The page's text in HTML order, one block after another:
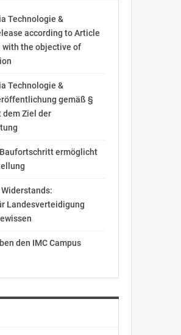
Technologie &
according to Article
with the objective of
Technologie &
gemäß §
dem Ziel der
ermöglicht
Landesverteidigung
den IMC Campus